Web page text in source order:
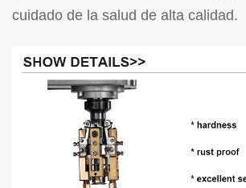
cuidado de la salud de alta calidad.